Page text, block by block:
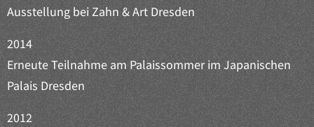
Ausstellung bei Zahn & Art Dresden
2014
Erneute Teilnahme am Palaissommer im Japanischen
Palais Dresden
2012